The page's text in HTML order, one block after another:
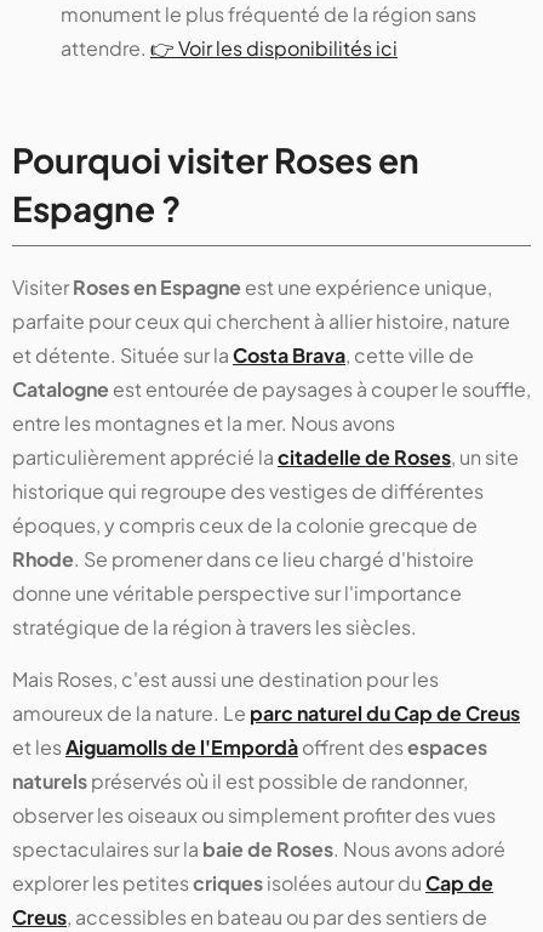
monument le plus fréquenté de la région sans
attendre. 👉 Voir les disponibilités ici
Pourquoi visiter Roses en
Espagne ?
VisiterRoses en Espagneest une expérience unique,
parfaite pour ceux qui cherchent à allier histoire, nature
et détente. Située sur laCosta Brava, cette ville de
Catalogneest entourée de paysages à couper le souffle,
entre les montagnes et la mer. Nous avons
particulièrement apprécié lacitadelle de Roses, un site
historique qui regroupe des vestiges de différentes
époques, y compris ceux de la colonie grecque de
Rhode. Se promener dans ce lieu chargé d'histoire
donne une véritable perspective sur l'importance
stratégique de la région à travers les siècles.
Mais Roses, c'est aussi une destination pour les
amoureux de la nature. Le parc naturel du Cap de Creus
et lesAiguamolls de l'Empordàoffrent desespaces
naturelspréservés où il est possible de randonner,
observer les oiseaux ou simplement profiter des vues
spectaculaires sur la baie de Roses. Nous avons adoré
explorer les petitescriquesisolées autour duCap de
Creus, accessibles en bateau ou par des sentiers de